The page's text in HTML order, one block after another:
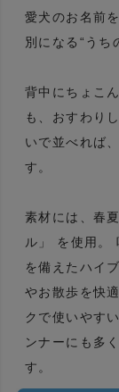
愛犬のお名前
別になる“うち
背中にちょこ
も、おすわり
いで並べれば
す。
素材には、春
ル」 を使用。
を備えたハイ
やお散歩を快
クで使いやす
ンナーにも多
す。